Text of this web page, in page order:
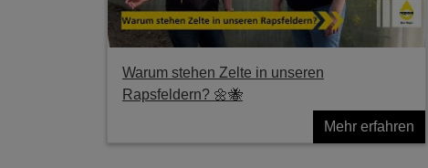
Warum stehen Zelte in unseren
Rapsfeldern? 🌼🐝
Mehr erfahren